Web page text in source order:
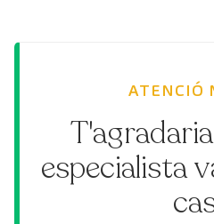
ATENCIÓ
especialista